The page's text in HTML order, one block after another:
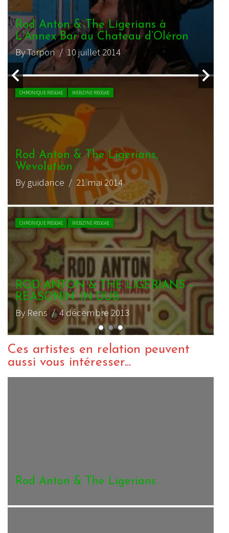
Rod Anton & The Ligerians à
L’Annex Bar au Chateau d’Oléron
By Tarpon/ 10 juillet 2014
CHRONIQUE REGGAE WEBZINE REGGAE
Rod Anton & The Ligerians,
Wevolution
By guidance / 21 mai 2014
CHRONIQUE REGGAE WEBZINE REGGAE
ROD ANTON & THE LIGERIANS –
REASONIN’ IN DUB
By Rens/ 4 décembre 2013
Ces artistes en relation peuvent
aussi vous intéresser...
Rod Anton & The Ligerians